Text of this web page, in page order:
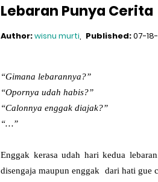
Lebaran Punya Cerita
Author:wisnu murti Published:07-
“Gimana lebarannya?”
“Opornya udah habis?”
“Calonnya enggak diajak?”
“…”
Enggak kerasa udah hari kedua
disengaja maupun enggak dari hati gue